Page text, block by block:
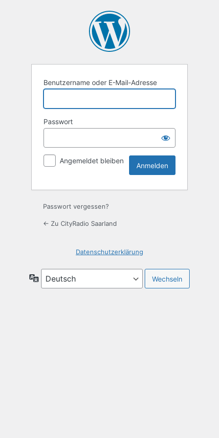
Benutzername oder E-Mail-Adresse
Passwort
Angemeldet bleiben
Passwort vergessen?
← Zu CityRadio Saarland
Datenschutzerklärung
Sprache